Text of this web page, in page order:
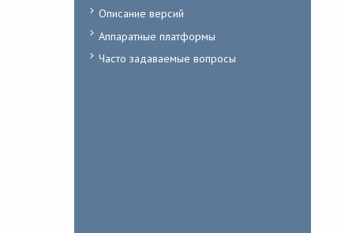
Описание версий
Аппаратные платформы
Часто задаваемые вопросы